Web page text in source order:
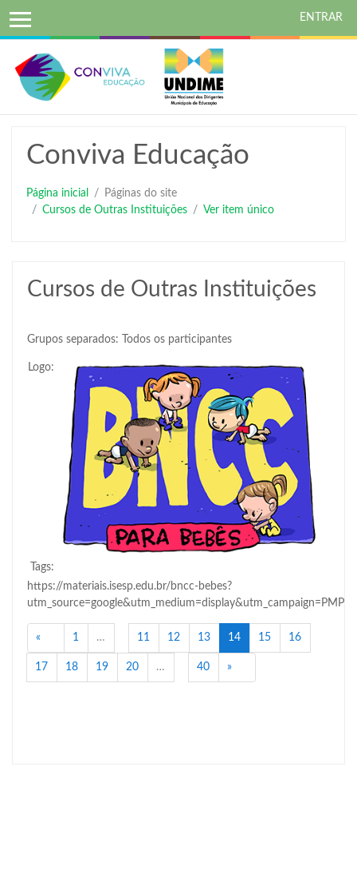
para
conteúdo
principal
ENTRAR
Conviva Educação
Página inicial
Páginas do site
Cursos de Outras Instituições
Ver item único
Cursos de Outras Instituições
Grupos separados: Todos os participantes
Logo:
Tags:
https://materiais.isesp.edu.br/bncc-bebes?
« Anterior
1 … 11 12 13 14(atual)
15 16
17 18 19 20 … 40 »